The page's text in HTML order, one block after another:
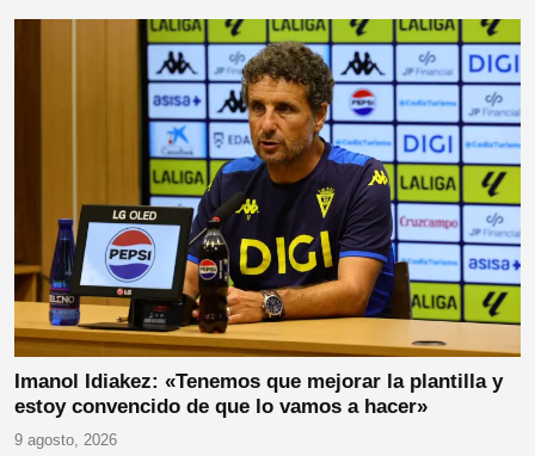
Imanol Idiakez: «Tenemos que mejorar la plantilla y
estoy convencido de que lo vamos a hacer»
9 agosto, 2026